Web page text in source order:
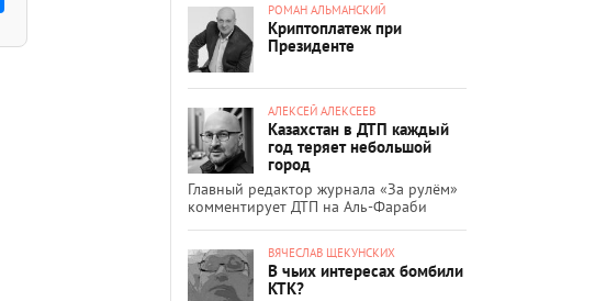
РОМАН АЛЬМАНСКИЙ
Криптоплатеж при
Президенте
АЛЕКСЕЙ АЛЕКСЕЕВ
Казахстан в ДТП каждый
год теряет небольшой
город
Главный редактор журнала «За рулём»
комментирует ДТП на Аль-Фараби
ВЯЧЕСЛАВ ЩЕКУНСКИХ
В чьих интересах бомбили
КТК?